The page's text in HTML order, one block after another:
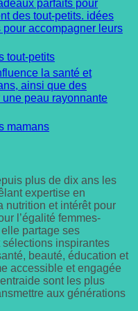
tout-petits
mamans
plus de dix ans les
expertise en
nutrition et intérêt pour
l’égalité femmes-
partage ses
inspirantes
beauté, éducation et
accessible et engagée
sont les plus
aux générations